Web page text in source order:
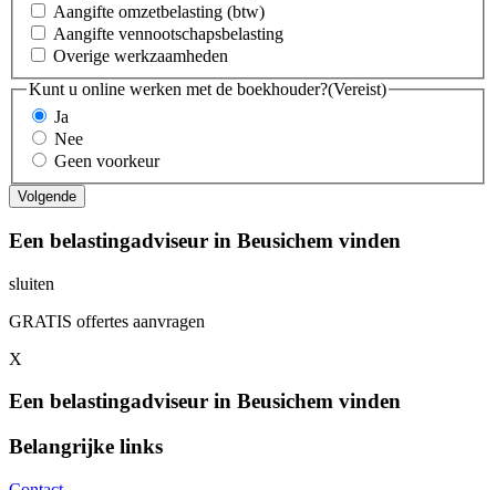
Aangifte omzetbelasting (btw)
Aangifte vennootschapsbelasting
Overige werkzaamheden
Kunt u online werken met de boekhouder?(Vereist)
Ja
Nee
Geen voorkeur
Een belastingadviseur in Beusichem vinden
sluiten
GRATIS offertes aanvragen
X
Een belastingadviseur in Beusichem vinden
Belangrijke links